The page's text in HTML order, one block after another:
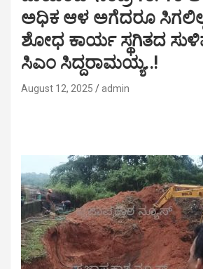
ಅಧಿಕ ಆಳ ಅಗೆದರೂ
ಶೋಧ ಕಾರ್ಯ ಸ್ಥಗಿತದ
ಸಿಎಂ ಸಿದ್ದರಾಮಯ್ಯ..!
August 12, 2025 admin